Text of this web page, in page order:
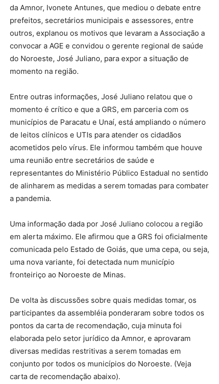
da Amnor, Ivonete Antunes, que mediou o debate entre
prefeitos, secretários municipais e assessores, entre
outros, explanou os motivos que levaram a Associação a
convocar a AGE e convidou o gerente regional de saúde
do Noroeste, José Juliano, para expor a situação de
momento na região.
Entre outras informações, José Juliano relatou que o
momento é crítico e que a GRS, em parceria com os
municípios de Paracatu e Unaí, está ampliando o número
de leitos clínicos e UTIs para atender os cidadãos
acometidos pelo vírus. Ele informou também que houve
uma reunião entre secretários de saúde e
representantes do Ministério Público Estadual no sentido
de alinharem as medidas a serem tomadas para combater
a pandemia.
Uma informação dada por José Juliano colocou a região
em alerta máximo. Ele afirmou que a GRS foi oficialmente
comunicada pelo Estado de Goiás, que uma cepa, ou seja,
uma nova variante, foi detectada num município
fronteiriço ao Noroeste de Minas.
De volta às discussões sobre quais medidas tomar, os
participantes da assembléia ponderaram sobre todos os
pontos da carta de recomendação, cuja minuta foi
elaborada pelo setor jurídico da Amnor, e aprovaram
diversas medidas restritivas a serem tomadas em
conjunto por todos os municípios do Noroeste. (Veja
carta de recomendação abaixo).